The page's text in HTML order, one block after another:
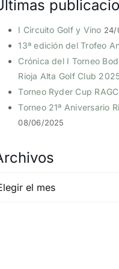
I Circuito Golf y Vino 24/
13ª edición del Trofeo
Crónica del I Torneo
Rioja Alta Golf Club
Torneo Ryder Cup
Torneo 21ª Aniversario
08/06/2025